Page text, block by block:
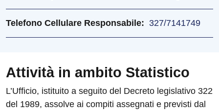
Telefono Cellulare Responsabile 327/7141749
Attività in ambito Statistico
L’Ufficio, istituito a seguito del Decreto legislativo 322
del 1989, assolve ai compiti assegnati e previsti dal